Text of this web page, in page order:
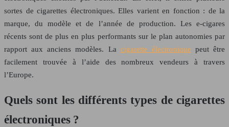
sortes de cigarettes électroniques. Elles varient en fonction : de la
marque, du modèle et de l’année de production. Les e-cigares
récents sont de plus en plus performants sur le plan autonomies par
rapport aux anciens modèles. La cigarette électronique peut être
facilement trouvée à l’aide des nombreux vendeurs à travers
l’Europe.
Quels sont les différents types de cigarettes
électroniques ?